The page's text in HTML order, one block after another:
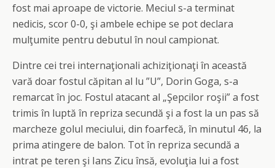
fost mai aproape de victorie. Meciul s-a terminat
nedicis, scor 0-0, şi ambele echipe se pot declara
mulţumite pentru debutul în noul campionat.
Dintre cei trei internaţionali achiziţionaţi în această
vară doar fostul căpitan al lu ”U”, Dorin Goga, s-a
remarcat în joc. Fostul atacant al „Şepcilor roşii” a fost
trimis în luptă în repriza secundă şi a fost la un pas să
marcheze golul meciului, din foarfecă, în minutul 46, la
prima atingere de balon. Tot în repriza secundă a
intrat pe teren şi Ians Zicu însă, evoluţia lui a fost